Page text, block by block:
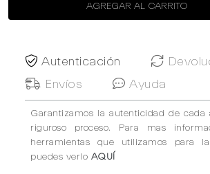
AGREGAR AL CARRITO
Autenticación
Envíos
Ayuda
Garantizamos la autenticidad de
riguroso proceso. Para mas
herramientas que utilizamos para
puedes verlo AQUÍ